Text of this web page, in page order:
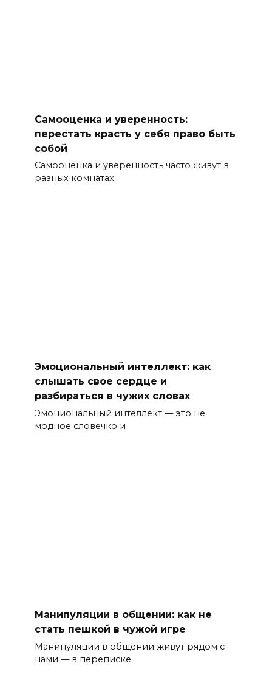
Самооценка и уверенность:
перестать красть у себя право быть
собой
Самооценка и уверенность часто живут в
разных комнатах
Эмоциональный интеллект: как
слышать свое сердце и
разбираться в чужих словах
Эмоциональный интеллект — это не
модное словечко и
Манипуляции в общении: как не
стать пешкой в чужой игре
Манипуляции в общении живут рядом с
нами — в переписке